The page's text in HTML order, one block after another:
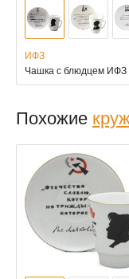
ИФЗ
Чашка с блюдцем ИФЗ
Похожие